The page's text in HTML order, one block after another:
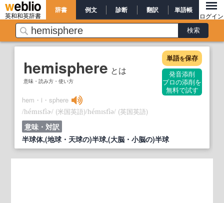
英和和英辞書
辞書 例文 診断 翻訳 単語帳
ログイン
hemisphere とは
意味・読み方・使い方
単語を保存
発音添削
プロの添削を
無料で試す
hem・i・sphere
/hémɪsfìɚ/ (米国英語)/hémɪsfìə/ (英国英語)
意味・対訳
半球体,(地球・天球の)半球,(大脳・小脳の)半球